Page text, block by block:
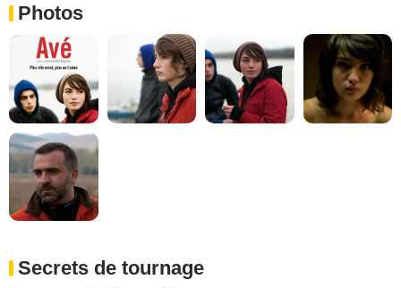
Photos
Secrets de tournage